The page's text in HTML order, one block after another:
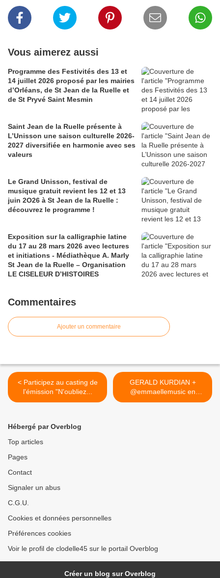
Vous aimerez aussi
Programme des Festivités des 13 et
14 juillet 2026 proposé par les mairies
d’Orléans, de St Jean de la Ruelle et
de St Pryvé Saint Mesmin
Saint Jean de la Ruelle présente à
L’Unisson une saison culturelle 2026-
2027 diversifiée en harmonie avec ses
valeurs
Le Grand Unisson, festival de
musique gratuit revient les 12 et 13
juin 2O26 à St Jean de la Ruelle :
découvrez le programme !
Exposition sur la calligraphie latine
du 17 au 28 mars 2026 avec lectures
et initiations - Médiathèque A. Marly
St Jean de la Ruelle – Organisation
LE CISELEUR D’HISTOIRES
Commentaires
Ajouter un commentaire
< Participez au casting de
l'émission "N'oubliez...
GERALD KURDIAN +
@emmaellemusic en
concert à la... >
Hébergé par Overblog
Top articles
Pages
Contact
Signaler un abus
C.G.U.
Cookies et données personnelles
Préférences cookies
Voir le profil de clodelle45 sur le portail Overblog
Créer un blog sur Overblog